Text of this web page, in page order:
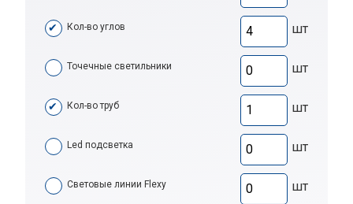
Кол-во углов шт
Точечные светильники шт
Кол-во труб шт
Led подсветка шт
Световые линии Flexy шт